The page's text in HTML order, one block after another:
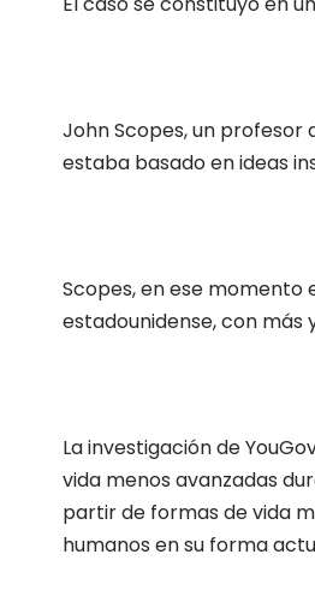
John Scopes, un profesor
estaba basado en ideas
Scopes, en ese momento
estadounidense, con
La investigación de
vida menos avanzadas
partir de formas de vida
humanos en su forma